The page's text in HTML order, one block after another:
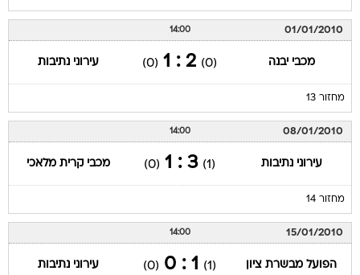
01/01/2010
14:00
מכבי יבנה (0)
2 : 1
(0) עירוני נתיבות
מחזור 13
08/01/2010
14:00
עירוני נתיבות (1)
3 : 1
(0) מכבי קרית מלאכי
מחזור 14
15/01/2010
14:00
הפועל מבשרת ציון (1)
1 : 0
(0) עירוני נתיבות